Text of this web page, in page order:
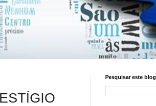
Pesquisar este blog